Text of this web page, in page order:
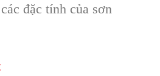
đặc tính của sơn